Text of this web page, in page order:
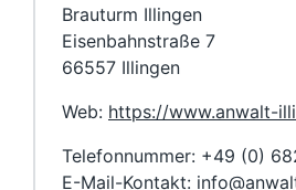
Brauturm Illingen
Eisenbahnstraße 7
66557 Illingen
Web: https://www.anwalt-
Telefonnummer: +49 (0)
E-Mail-Kontakt: